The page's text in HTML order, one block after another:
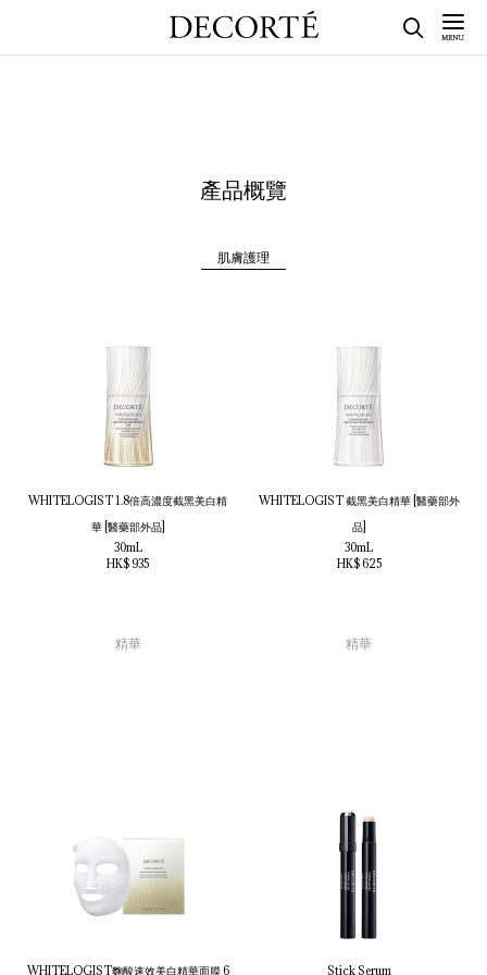
產品概覽
肌膚護理
WHITELOGIST 1.8倍高濃度截黑美白精
華 [醫藥部外品]
30mL
HK$ 935
精華
WHITELOGIST 截黑美白精華 [醫藥部外
品]
30mL
HK$ 625
精華
WHITELOGIST麴酸速效美白精華面膜 6 Stick Serum